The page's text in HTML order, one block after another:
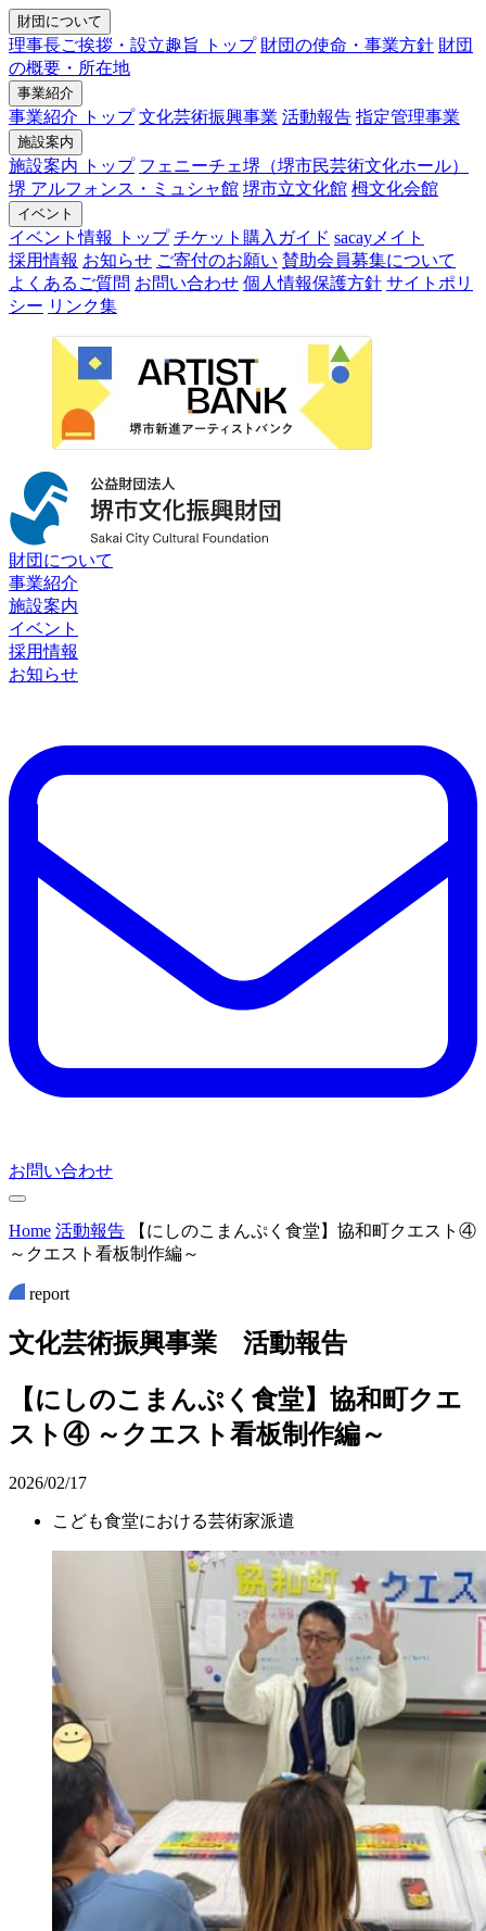
財団について
理事長ご挨拶・設立趣旨 トップ 財団の使命・事業方針 財団
の概要・所在地
事業紹介
事業紹介 トップ 文化芸術振興事業 活動報告 指定管理事業
施設案内
施設案内 トップ フェニーチェ堺（堺市民芸術文化ホール）
堺 アルフォンス・ミュシャ館 堺市立文化館 栂文化会館
イベント
イベント情報 トップ チケット購入ガイド sacayメイト
採用情報 お知らせ ご寄付のお願い 賛助会員募集について
よくあるご質問 お問い合わせ 個人情報保護方針 サイトポリ
シー リンク集
財団について
事業紹介
施設案内
イベント
採用情報
お知らせ
お問い合わせ
Home 活動報告
【にしのこまんぷく食堂】協和町クエスト④
～クエスト看板制作編～
report
文化芸術振興事業 活動報告
【にしのこまんぷく食堂】協和町クエ
スト④ ～クエスト看板制作編～
2026/02/17
こども食堂における芸術家派遣